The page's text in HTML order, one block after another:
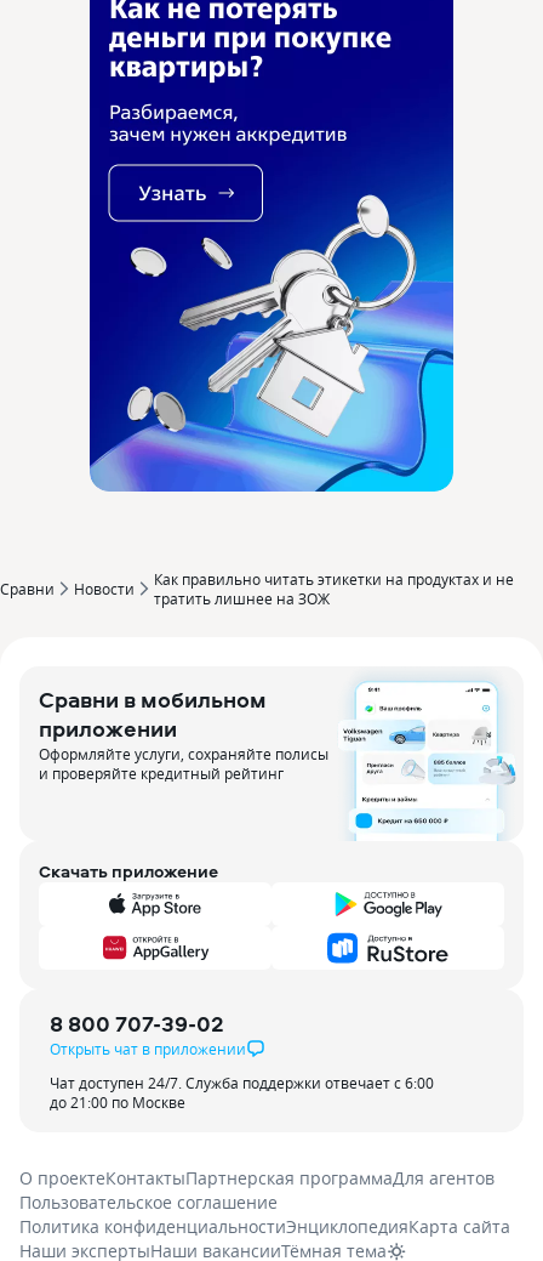
Сравни Новости
Как правильно читать этикетки на продуктах и не
тратить лишнее на ЗОЖ
Сравни в мобильном
приложении
Оформляйте услуги, сохраняйте полисы
и проверяйте кредитный рейтинг
Скачать приложение
8 800 707-39-02
Открыть чат в приложении
Чат доступен 24/7. Служба поддержки отвечает с 6:00
до 21:00 по Москве
О проектеКонтактыПартнерская программаДля агентов
Пользовательское соглашение
Политика конфиденциальностиЭнциклопедияКарта сайта
Наши экспертыНаши вакансииТёмная тема